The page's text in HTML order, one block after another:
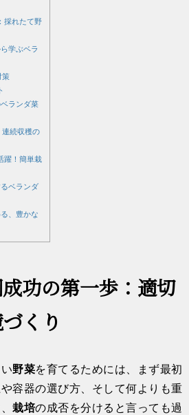
採れたて野
学ぶベラ
策
ランダ菜
連続収穫の
躍！簡単栽
ベランダ
、豊かな
功の第一歩：適切
くり
野菜を育てるためには、まず最初
容器の選び方、そして何よりも重
栽培の成否を分けると言っても過